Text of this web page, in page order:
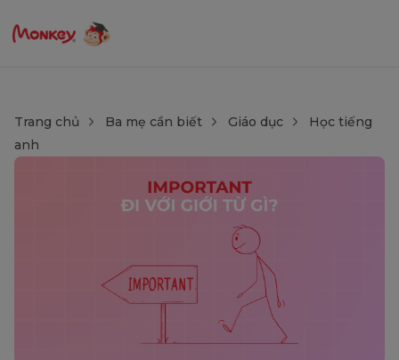
Trang chủ Ba mẹ cần biết Giáo dục
Học tiếng
anh